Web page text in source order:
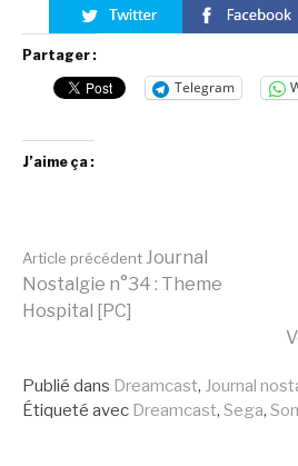
Partager :
Telegram
J’aime ça :
Lire
suite
Article précédent Journal
Nostalgie n°34 : Theme
Hospital [PC]
Publié dans Dreamcast, Journal
Étiqueté avec Dreamcast, Sega,